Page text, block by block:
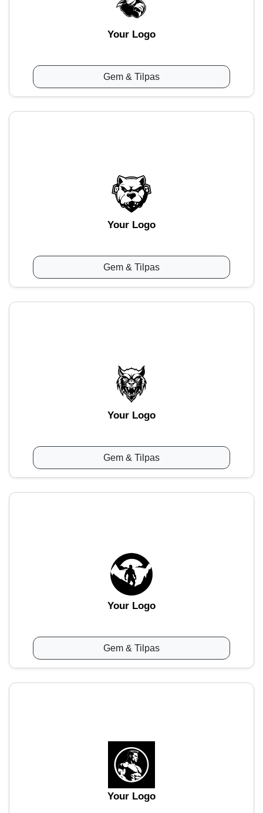
Your Logo
Gem & Tilpas
Your Logo
Gem & Tilpas
Your Logo
Gem & Tilpas
Your Logo
Gem & Tilpas
Your Logo